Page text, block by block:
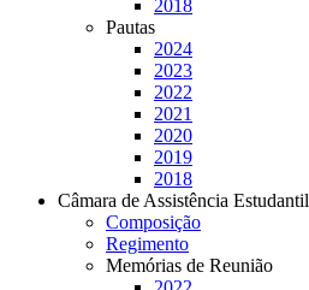
2018
Pautas
2024
2023
2022
2021
2020
2019
2018
Câmara de Assistência Estudantil
Composição
Regimento
Memórias de Reunião